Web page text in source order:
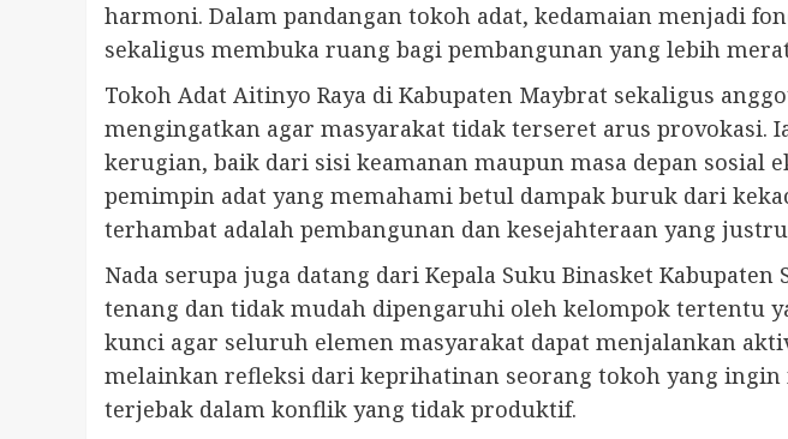
harmoni. Dalam pandangan tokoh adat, kedamaian menjadi
sekaligus membuka ruang bagi pembangunan yang lebih
Tokoh Adat Aitinyo Raya di Kabupaten Maybrat sekaligus
mengingatkan agar masyarakat tidak terseret arus provokasi.
kerugian, baik dari sisi keamanan maupun masa depan sosial
pemimpin adat yang memahami betul dampak buruk dari
terhambat adalah pembangunan dan kesejahteraan yang
Nada serupa juga datang dari Kepala Suku Binasket
tenang dan tidak mudah dipengaruhi oleh kelompok tertentu
kunci agar seluruh elemen masyarakat dapat menjalankan
melainkan refleksi dari keprihatinan seorang tokoh yang
terjebak dalam konflik yang tidak produktif.